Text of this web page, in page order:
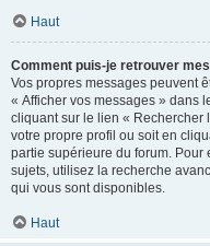
Haut
Comment puis-je retrouver
Vos propres messages peuvent
« Afficher vos messages » dans
cliquant sur le lien « Rechercher
votre propre profil ou soit en
partie supérieure du forum. Pour
sujets, utilisez la recherche
qui vous sont disponibles.
Haut